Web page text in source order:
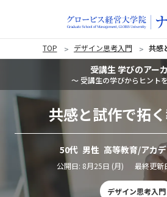
TOP デザイン思考入門
受講生 学びのアー
〜 受講生の学びからヒント
共感と試作で拓
50代 男性 高等教育/アカ
公開日: 8月25日 (月) 最終更新
デザイン思考入門